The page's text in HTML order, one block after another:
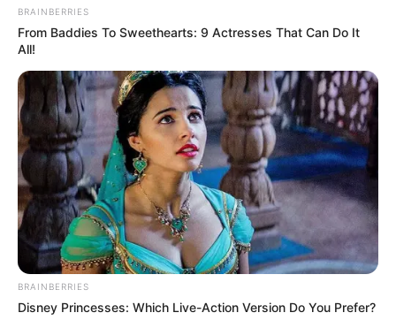
BRAINBERRIES
From Baddies To Sweethearts: 9 Actresses That Can Do It
All!
BRAINBERRIES
Disney Princesses: Which Live-Action Version Do You Prefer?